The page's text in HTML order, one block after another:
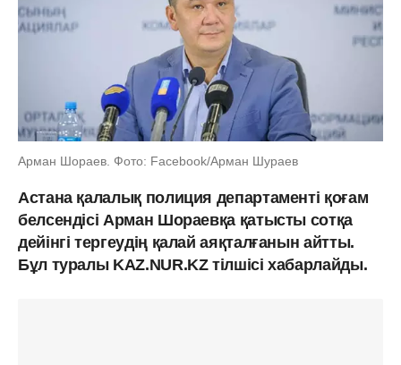
Арман Шораев. Фото: Facebook/Арман Шураев
Астана қалалық полиция департаменті қоғам
белсендісі Арман Шораевқа қатысты сотқа
дейінгі тергеудің қалай аяқталғанын айтты.
Бұл туралы KAZ.NUR.KZ тілшісі хабарлайды.